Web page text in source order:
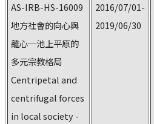
AS-IRB-HS-16009
地方社會的向心與
離心─池上平原的
多元宗教格局
Centripetal and
centrifugal forces
in local society -
2016/07/01-
2019/06/30